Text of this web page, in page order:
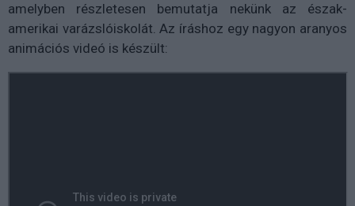
amelyben részletesen bemutatja nekünk az észak-
amerikai varázslóiskolát. Az íráshoz egy nagyon aranyos
animációs videó is készült: